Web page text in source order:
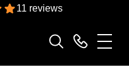
11 reviews